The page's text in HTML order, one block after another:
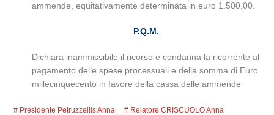
ammende, equitativamente determinata in euro 1.500,00.
P.Q.M.
Dichiara inammissibile il ricorso e condanna la ricorrente al
pagamento delle spese processuali e della somma di Euro
millecinquecento in favore della cassa delle ammende
Presidente Petruzzellis Anna Relatore CRISCUOLO Anna